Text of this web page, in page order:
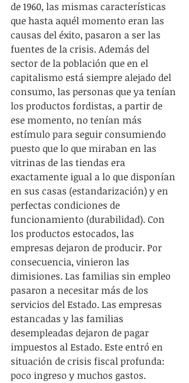
de 1960, las mismas características
que hasta aquél momento eran las
causas del éxito, pasaron a ser las
fuentes de la crisis. Además del
sector de la población que en el
capitalismo está siempre alejado del
consumo, las personas que ya tenían
los productos fordistas, a partir de
ese momento, no tenían más
estímulo para seguir consumiendo
puesto que lo que miraban en las
vitrinas de las tiendas era
exactamente igual a lo que disponían
en sus casas (estandarización) y en
perfectas condiciones de
funcionamiento (durabilidad). Con
los productos estocados, las
empresas dejaron de producir. Por
consecuencia, vinieron las
dimisiones. Las familias sin empleo
pasaron a necesitar más de los
servicios del Estado. Las empresas
estancadas y las familias
desempleadas dejaron de pagar
impuestos al Estado. Este entró en
situación de crisis fiscal profunda:
poco ingreso y muchos gastos.